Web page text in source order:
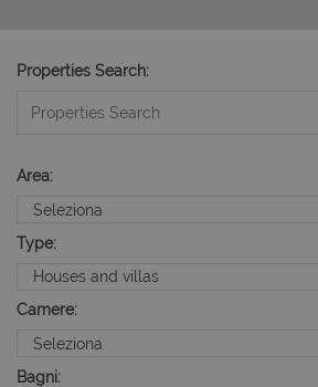
Properties Search:
Area:
Type:
Camere:
Bagni: